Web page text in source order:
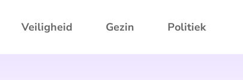
Veiligheid Gezin Politiek